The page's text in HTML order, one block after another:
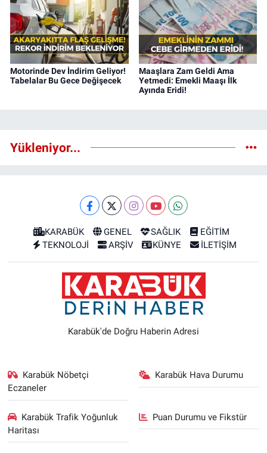
Motorinde Dev İndirim Geliyor!
Tabelalar Bu Gece Değişecek
Maaşlara Zam Geldi Ama
Yetmedi: Emekli Maaşı İlk
Ayında Eridi!
Yükleniyor...
KARABÜK GENEL SAĞLIK
EĞİTİM
TEKNOLOJİ
ARŞİV KÜNYE İLETİŞİM
Karabük'de Doğru Haberin Adresi
Karabük Nöbetçi
Eczaneler
Karabük Hava Durumu
Karabük Trafik Yoğunluk
Haritası
Puan Durumu ve Fikstür